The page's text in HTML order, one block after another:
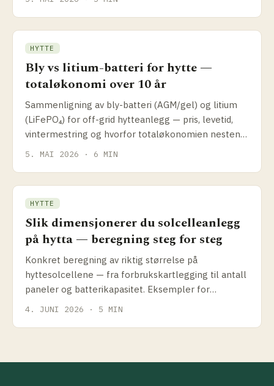
HYTTE
Bly vs litium-batteri for hytte —
totaløkonomi over 10 år
Sammenligning av bly-batteri (AGM/gel) og litium
(LiFePO₄) for off-grid hytteanlegg — pris, levetid,
vintermestring og hvorfor totaløkonomien nesten
alltid favoriserer litium.
5. MAI 2026 · 6 MIN
HYTTE
Slik dimensjonerer du solcelleanlegg
på hytta — beregning steg for steg
Konkret beregning av riktig størrelse på
hyttesolcellene — fra forbrukskartlegging til antall
paneler og batterikapasitet. Eksempler for
helgehytter, helårshytter og off-grid.
4. JUNI 2026 · 5 MIN